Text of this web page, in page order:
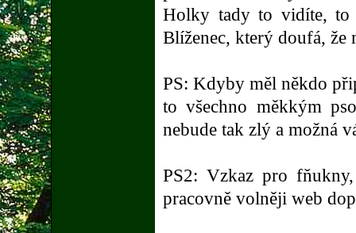
Holky tady to vidíte, to
Blíženec, který doufá,
PS: Kdyby měl někdo
to všechno měkkým
nebude tak zlý a možná
PS2: Vzkaz pro
pracovně volněji web